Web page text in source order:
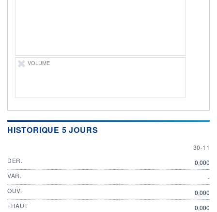
VOLUME
HISTORIQUE 5 JOURS
30
30-11
DER.
0,000
VAR.
-
OUV.
0,000
+HAUT
0,000